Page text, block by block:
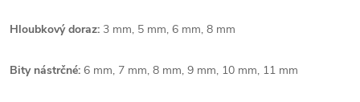
Hloubkový doraz: 3 mm, 5 mm, 6 mm, 8 mm
Bity nástrčné: 6 mm, 7 mm, 8 mm, 9 mm, 10 mm, 11 mm